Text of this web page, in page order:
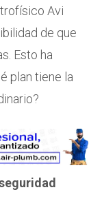
Avi
de que
Esto ha
plan tiene la